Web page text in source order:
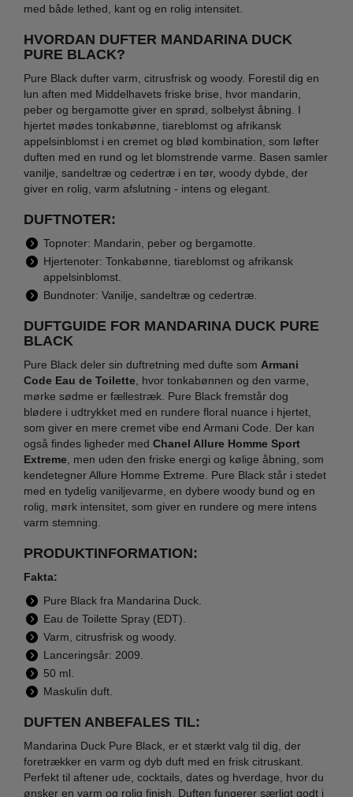
med både lethed, kant og en rolig intensitet.
HVORDAN DUFTER MANDARINA DUCK
PURE BLACK?
Pure Black dufter varm, citrusfrisk og woody. Forestil dig en
lun aften med Middelhavets friske brise, hvor mandarin,
peber og bergamotte giver en sprød, solbelyst åbning. I
hjertet mødes tonkabønne, tiareblomst og afrikansk
appelsinblomst i en cremet og blød kombination, som løfter
duften med en rund og let blomstrende varme. Basen samler
vanilje, sandeltræ og cedertræ i en tør, woody dybde, der
giver en rolig, varm afslutning - intens og elegant.
DUFTNOTER:
Topnoter: Mandarin, peber og bergamotte.
Hjertenoter: Tonkabønne, tiareblomst og afrikansk
appelsinblomst.
Bundnoter: Vanilje, sandeltræ og cedertræ.
DUFTGUIDE FOR MANDARINA DUCK PURE
BLACK
Pure Black deler sin duftretning med dufte som Armani
Code Eau de Toilette , hvor tonkabønnen og den varme,
mørke sødme er fællestræk. Pure Black fremstår dog
blødere i udtrykket med en rundere floral nuance i hjertet,
som giver en mere cremet vibe end Armani Code. Der kan
også findes ligheder med Chanel Allure Homme Sport
Extreme , men uden den friske energi og kølige åbning, som
kendetegner Allure Homme Extreme. Pure Black står i stedet
med en tydelig vaniljevarme, en dybere woody bund og en
rolig, mørk intensitet, som giver en rundere og mere intens
varm stemning.
PRODUKTINFORMATION:
Fakta:
Pure Black fra Mandarina Duck.
Eau de Toilette Spray (EDT).
Varm, citrusfrisk og woody.
Lanceringsår: 2009.
50 ml.
Maskulin duft.
DUFTEN ANBEFALES TIL:
Mandarina Duck Pure Black, er et stærkt valg til dig, der
foretrækker en varm og dyb duft med en frisk citruskant.
Perfekt til aftener ude, cocktails, dates og hverdage, hvor du
ønsker en varm og rolig finish. Duften fungerer særligt godt i